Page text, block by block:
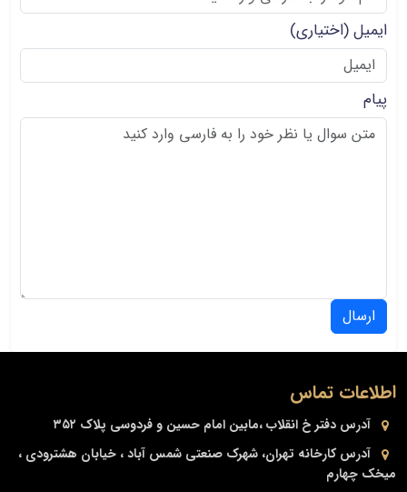
ایمیل(اختیاری)
پیام
ارسال
اطلاعات تماس
آدرس دفتر خ انقلاب ،مابین امام حسین و فردوسی پلاک ۳۵۲
آدرس کارخانه تهران، شهرک صنعتی شمس آباد ، خیابان هشترودی ،
میخک چهارم